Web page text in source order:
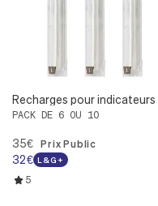
Recharges pour
PACK DE 6 OU 10
35€Prix Public
32€ L&G+
5